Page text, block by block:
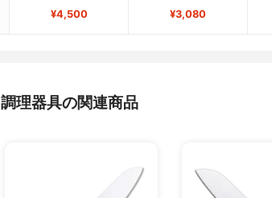
¥4,500 ¥3,080
調理器具の関連商品